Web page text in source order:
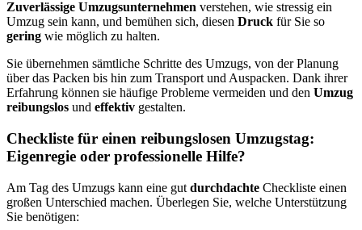
Zuverlässige Umzugsunternehmen verstehen, wie stressig ein
Umzug sein kann, und bemühen sich, diesen Druck für Sie so
gering wie möglich zu halten.
Sie übernehmen sämtliche Schritte des Umzugs, von der Planung
über das Packen bis hin zum Transport und Auspacken. Dank ihrer
Erfahrung können sie häufige Probleme vermeiden und den Umzug
reibungslos und effektiv gestalten.
Checkliste für einen reibungslosen Umzugstag:
Eigenregie oder professionelle Hilfe?
Am Tag des Umzugs kann eine gut durchdachte Checkliste einen
großen Unterschied machen. Überlegen Sie, welche Unterstützung
Sie benötigen: